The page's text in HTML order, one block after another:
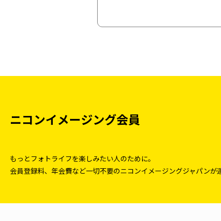
ニコンイメージング会員
もっとフォトライフを楽しみたい人のために。
会員登録料、年会費など一切不要のニコンイメージングジャパンが